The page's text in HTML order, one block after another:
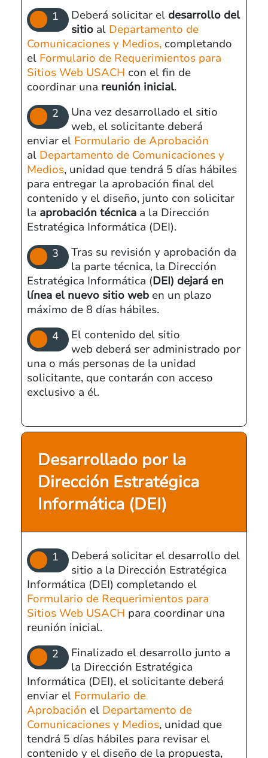
Deberá solicitar el desarrollo del
sitioalDepartamento de
Comunicaciones y Medios, completando
el Formulario de Requerimientos para
Sitios Web USACH con el fin de
coordinar una reunión inicial.
Una vez desarrollado el sitio
web, el solicitante deberá
enviar el Formulario de Aprobación
al Departamento de Comunicaciones y
Medios, unidad que tendrá 5 días hábiles
para entregar la aprobación final del
contenido y el diseño, junto con solicitar
la aprobación técnica a la Dirección
Estratégica Informática (DEI).
Tras su revisión y aprobación da
la parte técnica, la Dirección
Estratégica Informática (DEI) dejará en
línea el nuevo sitio web en un plazo
máximo de 8 días hábiles.
El contenido del sitio
web deberá ser administrado por
una o más personas de la unidad
solicitante, que contarán con acceso
exclusivo a él.
Desarrollado por la
Dirección Estratégica
Informática (DEI)
Deberá solicitar el desarrollo del
sitio a la Dirección Estratégica
Informática (DEI) completando el
Formulario de Requerimientos para
Sitios Web USACH para coordinar una
reunión inicial.
Finalizado el desarrollo junto a
la Dirección Estratégica
Informática (DEI), el solicitante deberá
enviar el Formulario de
Aprobación el Departamento de
Comunicaciones y Medios, unidad que
tendrá 5 días hábiles para revisar el
contenido y el diseño de la propuesta,